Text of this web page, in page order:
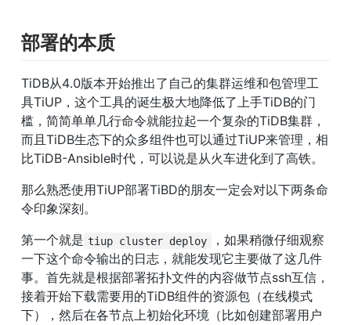
部署的本质
TiDB从4.0版本开始推出了自己的集群运维和包管理工
具TiUP，这个工具的诞生极大地降低了上手TiDB的门
槛，简简单单几行命令就能拉起一个复杂的TiDB集群，
而且TiDB生态下的众多组件也可以通过TiUP来管理，相
比TiDB-Ansible时代，可以说是从火车进化到了高铁。
那么熟悉使用TiUP部署TiBD的朋友一定会对以下两条命
令印象深刻。
第一个就是 tiup cluster deploy
，如果稍微仔细观察
一下这个命令输出的日志，就能发现它主要做了这几件
事。首先就是根据部署拓扑文件的内容做节点ssh互信，
接着开始下载需要用的TiDB组件的资源包（在线模式
下），然后在各节点上初始化环境（比如创建部署用户